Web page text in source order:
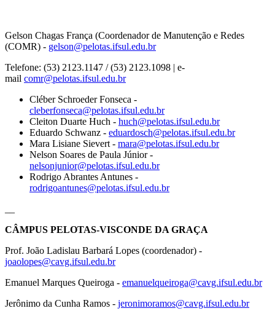
Gelson Chagas França (Coordenador de Manutenção e Redes
(COMR) - gelson@pelotas.ifsul.edu.br
Telefone: (53) 2123.1147 / (53) 2123.1098 | e-
mail comr@pelotas.ifsul.edu.br
Cléber Schroeder Fonseca -
cleberfonseca@pelotas.ifsul.edu.br
Cleiton Duarte Huch - huch@pelotas.ifsul.edu.br
Eduardo Schwanz - eduardosch@pelotas.ifsul.edu.br
Mara Lisiane Sievert - mara@pelotas.ifsul.edu.br
Nelson Soares de Paula Júnior -
nelsonjunior@pelotas.ifsul.edu.br
Rodrigo Abrantes Antunes -
rodrigoantunes@pelotas.ifsul.edu.br
CÂMPUS PELOTAS-VISCONDE DA GRAÇA
Prof. João Ladislau Barbará Lopes (coordenador) -
joaolopes@cavg.ifsul.edu.br
Emanuel Marques Queiroga - emanuelqueiroga@cavg.ifsul.edu.br
Jerônimo da Cunha Ramos - jeronimoramos@cavg.ifsul.edu.br